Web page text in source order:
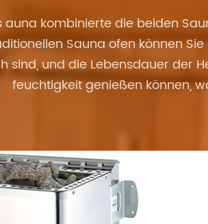
kombinierte die beiden
Sauna ofen können
sind, und die Lebensdauer der
feuchtigkeit genießen können,